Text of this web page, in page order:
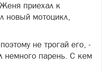
приехал к
новый мотоцикл,
не трогай его, -
немного парень. С кем